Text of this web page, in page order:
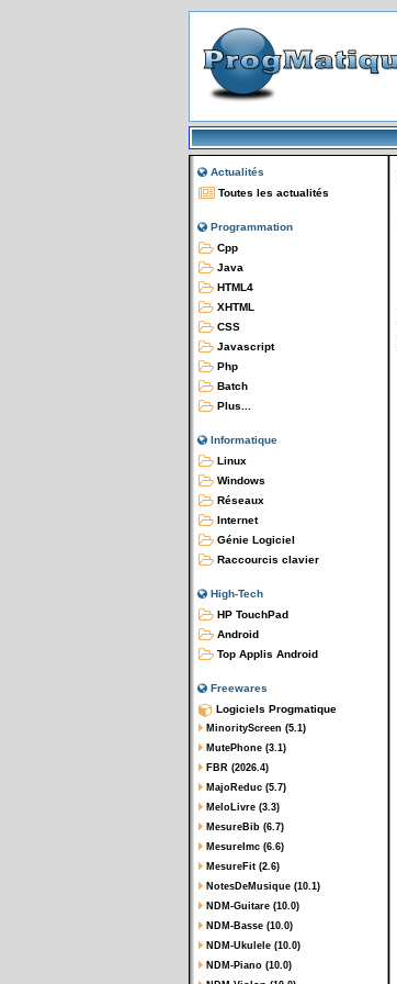
Actualités
Toutes les actualités
Programmation
Cpp
Java
HTML4
XHTML
CSS
Javascript
Php
Batch
Plus...
Informatique
Linux
Windows
Réseaux
Internet
Génie Logiciel
Raccourcis clavier
High-Tech
HP TouchPad
Android
Top Applis Android
Freewares
Logiciels Progmatique
MinorityScreen (5.1)
MutePhone (3.1)
FBR (2026.4)
MajoReduc (5.7)
MeloLivre (3.3)
MesureBib (6.7)
MesureImc (6.6)
MesureFit (2.6)
NotesDeMusique (10.1)
NDM-Guitare (10.0)
NDM-Basse (10.0)
NDM-Ukulele (10.0)
NDM-Piano (10.0)